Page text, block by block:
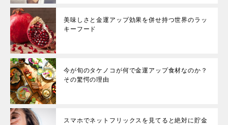
美味しさと金運アップ効果を併せ持つ世界のラッ
キーフード
今が旬のタケノコが何で金運アップ食材なのか？
その驚愕の理由
スマホでネットフリックスを見てると絶対に貯金